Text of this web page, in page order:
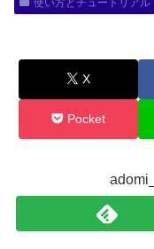
使い方とチュートリアル
X
Pocket